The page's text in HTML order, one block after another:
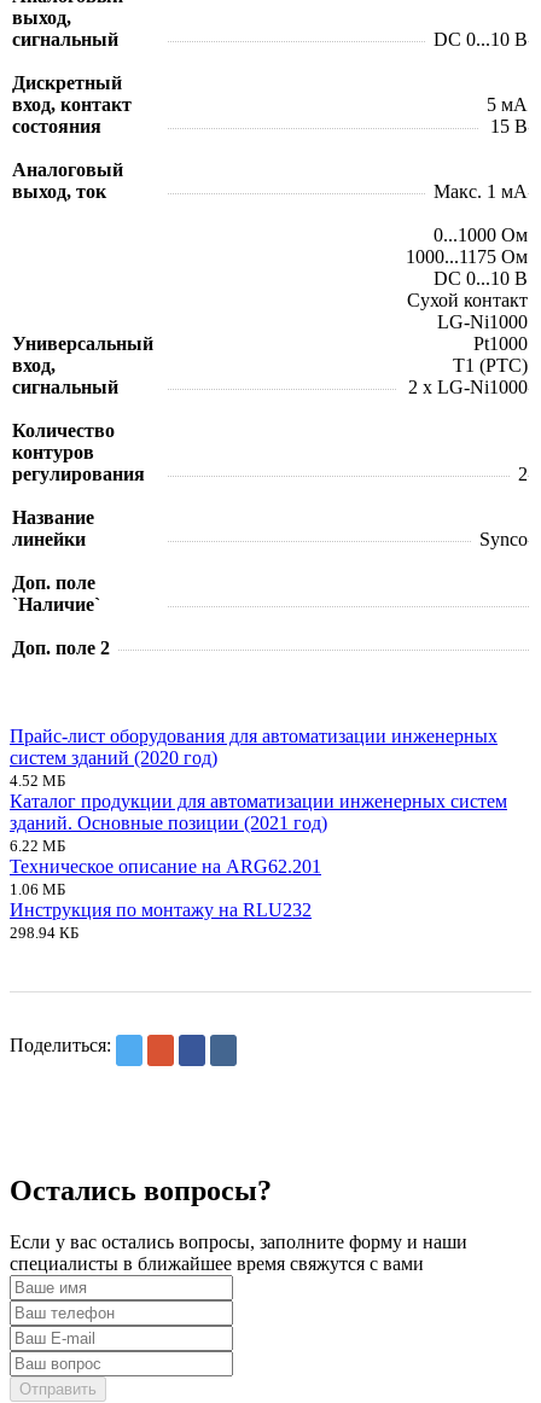
выход,
сигнальный
DC 0...10 В
Дискретный
вход, контакт
состояния
5 мA
15 В
Аналоговый
выход, ток
Макс. 1 мA
Универсальный
вход,
сигнальный
0...1000 Ом
1000...1175 Ом
DC 0...10 В
Сухой контакт
LG-Ni1000
Pt1000
T1 (PTC)
2 x LG-Ni1000
Количество
контуров
регулирования
2
Название
линейки
Synco
Доп. поле
`Наличие`
Доп. поле 2
Прайс-лист оборудования для автоматизации инженерных
систем зданий (2020 год)
4.52 МБ
Каталог продукции для автоматизации инженерных систем
зданий. Основные позиции (2021 год)
6.22 МБ
Техническое описание на ARG62.201
1.06 МБ
Инструкция по монтажу на RLU232
298.94 КБ
Поделиться:
Остались вопросы?
Если у вас остались вопросы, заполните форму и наши
специалисты в ближайшее время свяжутся с вами
Отправить